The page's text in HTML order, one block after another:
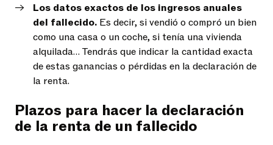
Los datos exactos de los ingresos anuales
del fallecido. Es decir, si vendió o compró un bien
como una casa o un coche, si tenía una vivienda
alquilada… Tendrás que indicar la cantidad exacta
de estas ganancias o pérdidas en la declaración de
la renta.
Plazos para hacer la declaración
de la renta de un fallecido